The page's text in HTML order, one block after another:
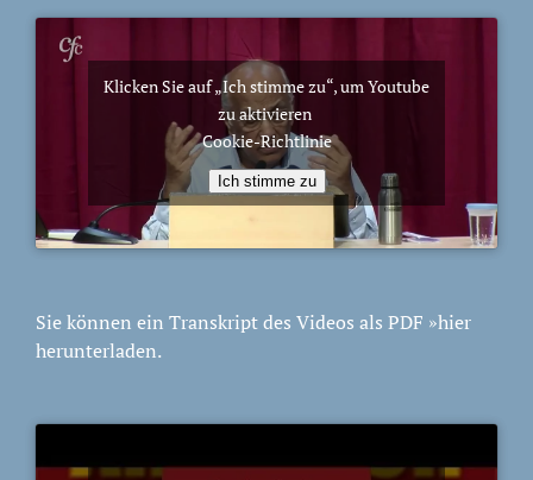
Klicken Sie auf „Ich stimme zu“, um Youtube
zu aktivieren
Cookie-Richtlinie
Ich stimme zu
Sie können ein Transkript des Videos als PDF »hier
herunterladen.